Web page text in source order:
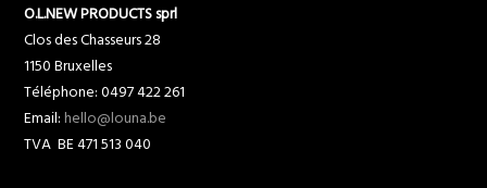
O.L.NEW PRODUCTS sprl
Clos des Chasseurs 28
1150 Bruxelles
Téléphone: 0497 422 261
Email:hello@louna.be
TVA BE 471 513 040